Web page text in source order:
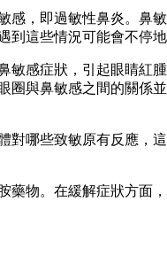
感，即過敏性鼻炎。鼻
這些情況可能會不停地
敏感症狀，引起眼睛紅
圈與鼻敏感之間的關係
對哪些致敏原有反應，
藥物。在緩解症狀方面